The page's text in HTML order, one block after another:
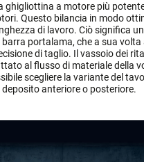
ghigliottina a motore più
Questo bilancia in modo
di lavoro. Ciò significa
barra portalama, che a sua volta
di taglio. Il vassoio dei
al flusso di materiale della
scegliere la variante del
deposito anteriore o posteriore.